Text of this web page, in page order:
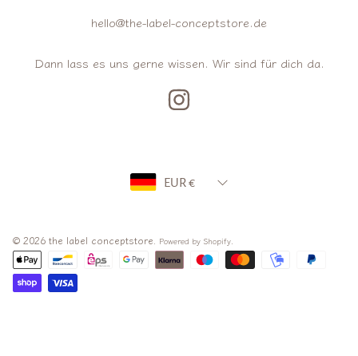
hello@the-label-conceptstore.de
Dann lass es uns gerne wissen. Wir sind für dich da.
© 2026 the label conceptstore. Powered by Shopify
Zahlungsarten
EUR €